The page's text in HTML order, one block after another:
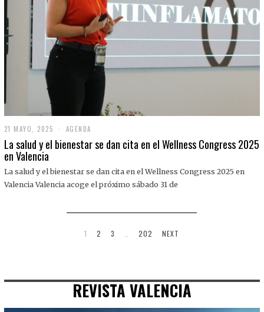
21 MAYO, 2025
1
M
O
,
AGENDA
La salud y el bienestar se dan cita en el Wellness Congress 2025
en Valencia
La salud y el bienestar se dan cita en el Wellness Congress 2025 en
Valencia Valencia acoge el próximo sábado 31 de
1 2 3 202 NEXT
REVISTA VALENCIA